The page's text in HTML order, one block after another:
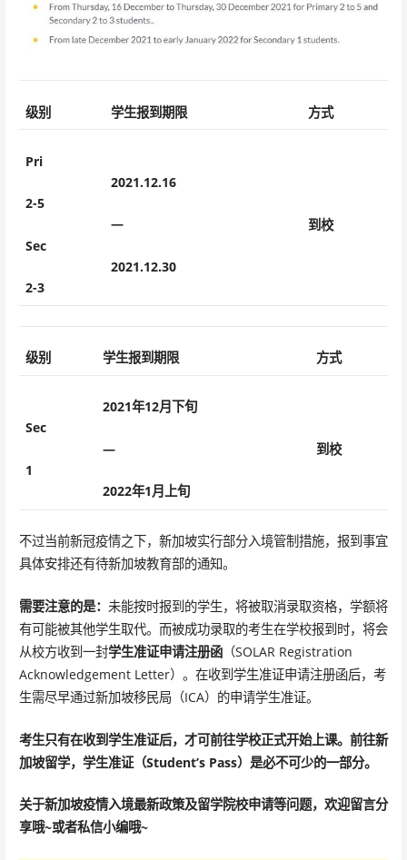
级别 学生报到期限 方式
Pri
2-5
Sec
2-3
2021.12.16
—
2021.12.30
到校
级别 学生报到期限 方式
Sec
1
2021年12月下旬
—
2022年1月上旬
到校
不过当前新冠疫情之下，新加坡实行部分入境管制措施，报到事宜
具体安排还有待新加坡教育部的通知。
需要注意的是： 未能按时报到的学生，将被取消录取资格，学额将
有可能被其他学生取代。而被成功录取的考生在学校报到时，将会
从校方收到一封学生准证申请注册函（SOLAR Registration
Acknowledgement Letter）。在收到学生准证申请注册函后，考
生需尽早通过新加坡移民局（ICA）的申请学生准证。
考生只有在收到学生准证后，才可前往学校正式开始上课。前往新
加坡留学，学生准证（Student’s Pass）是必不可少的一部分。
关于新加坡疫情入境最新政策及留学院校申请等问题，欢迎留言分
享哦~或者私信小编哦~